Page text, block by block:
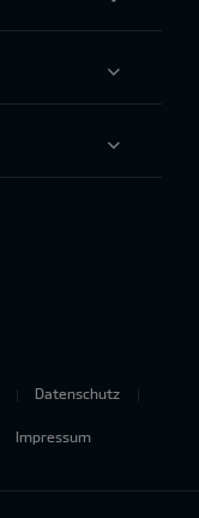
Datenschutz
Impressum